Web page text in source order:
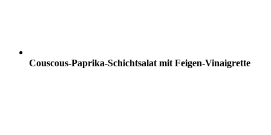
Couscous-Paprika-Schichtsalat mit Feigen-Vinaigrette